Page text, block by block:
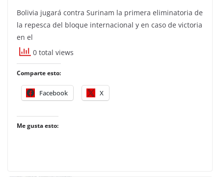
Bolivia jugará contra Surinam la primera eliminatoria de
la repesca del bloque internacional y en caso de victoria
en el
0 total views
Comparte esto:
Facebook X
Me gusta esto: